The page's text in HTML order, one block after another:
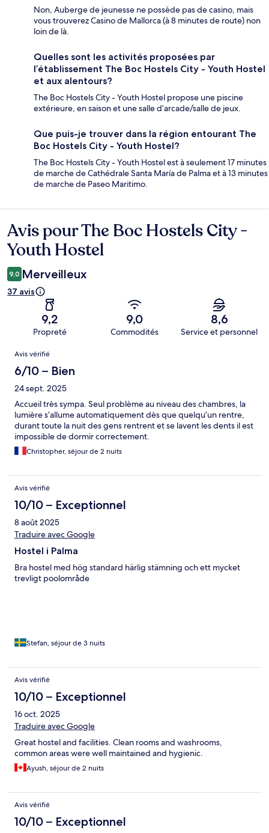
Non, Auberge de jeunesse ne possède pas de casino, mais
vous trouverez Casino de Mallorca (à 8 minutes de route) non
loin de là.
Quelles sont les activités proposées par
l’établissement The Boc Hostels City - Youth Hostel
et aux alentours?
The Boc Hostels City - Youth Hostel propose une piscine
extérieure, en saison et une salle d’arcade/salle de jeux.
Que puis-je trouver dans la région entourant The
Boc Hostels City - Youth Hostel?
The Boc Hostels City - Youth Hostel est à seulement 17 minutes
de marche de Cathédrale Santa María de Palma et à 13 minutes
de marche de Paseo Maritimo.
Avis
Avis pour The Boc Hostels City -
Youth Hostel
9,0 Merveilleux
37 avis
9,2
Propreté
9,0
Commodités
8,6
Service et personnel
Avis
Avis vérifié
6/10 – Bien
24 sept. 2025
Accueil très sympa. Seul problème au niveau des chambres, la
lumière s’allume automatiquement dès que quelqu’un rentre,
durant toute la nuit des gens rentrent et se lavent les dents il est
impossible de dormir correctement.
Christopher, séjour de 2 nuits
Avis vérifié
10/10 – Exceptionnel
8 août 2025
Traduire avec Google
Hostel i Palma
Bra hostel med hög standard härlig stämning och ett mycket
trevligt poolområde
Stefan, séjour de 3 nuits
Avis vérifié
10/10 – Exceptionnel
16 oct. 2025
Traduire avec Google
Great hostel and facilities. Clean rooms and washrooms,
common areas were well maintained and hygienic.
Ayush, séjour de 2 nuits
Avis vérifié
10/10 – Exceptionnel